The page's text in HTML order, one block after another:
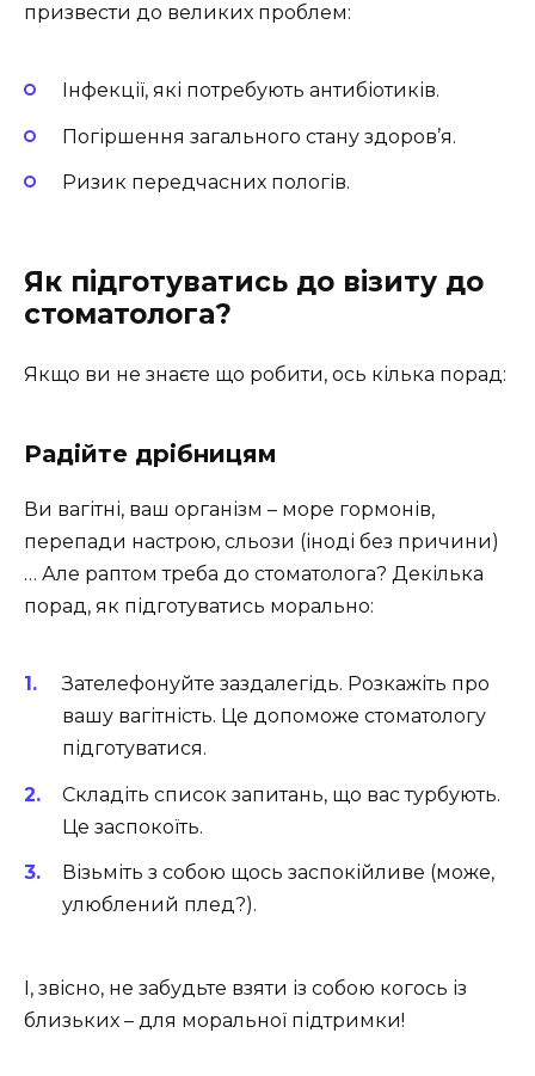
призвести до великих проблем:
Інфекції, які потребують антибіотиків.
Погіршення загального стану здоров’я.
Ризик передчасних пологів.
Як підготуватись до візиту до
стоматолога?
Якщо ви не знаєте що робити, ось кілька порад:
Радійте дрібницям
Ви вагітні, ваш організм – море гормонів,
перепади настрою, сльози (іноді без причини)
… Але раптом треба до стоматолога? Декілька
порад, як підготуватись морально:
Зателефонуйте заздалегідь. Розкажіть про
вашу вагітність. Це допоможе стоматологу
підготуватися.
Складіть список запитань, що вас турбують.
Це заспокоїть.
Візьміть з собою щось заспокійливе (може,
улюблений плед?).
І, звісно, не забудьте взяти із собою когось із
близьких – для моральної підтримки!